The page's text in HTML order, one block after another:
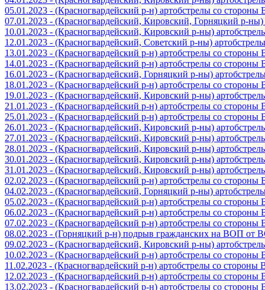
05.01.2023 - (Красногвардейский р-н) артобстрелы со
07.01.2023 - (Красногвардейский, Кировский, Горняцкий р-
10.01.2023 - (Красногвардейский, Кировский р-ны)
12.01.2023 - (Красногвардейский, Советский р-ны)
13.01.2023 - (Красногвардейский р-н) артобстрелы со
14.01.2023 - (Красногвардейский р-н) артобстрелы со
16.01.2023 - (Красногвардейский, Горняцкий р-ны)
18.01.2023 - (Красногвардейский р-н) артобстрелы со
19.01.2023 - (Красногвардейский, Кировский р-ны)
21.01.2023 - (Красногвардейский р-н) артобстрелы со
25.01.2023 - (Красногвардейский р-н) артобстрелы со
26.01.2023 - (Красногвардейский, Кировский р-ны)
27.01.2023 - (Красногвардейский, Кировский р-ны)
28.01.2023 - (Красногвардейский, Кировский р-ны)
30.01.2023 - (Красногвардейский, Кировский р-ны)
31.01.2023 - (Красногвардейский, Кировский р-ны)
02.02.2023 - (Красногвардейский р-н) артобстрелы со
04.02.2023 - (Красногвардейский, Горняцкий р-ны)
05.02.2023 - (Красногвардейский р-н) артобстрелы со
06.02.2023 - (Красногвардейский р-н) артобстрелы со
07.02.2023 - (Красногвардейский р-н) артобстрелы со
08.02.2023 - (Горняцкий р-н) подрыв гражданских на ВОП от
09.02.2023 - (Красногвардейский, Кировский р-ны)
10.02.2023 - (Красногвардейский р-н) артобстрелы со
11.02.2023 - (Красногвардейский р-н) артобстрелы со стороны
12.02.2023 - (Красногвардейский р-н) артобстрелы со
13.02.2023 - (Красногвардейский р-н) артобстрелы со